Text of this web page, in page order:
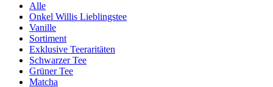
Alle
Onkel Willis Lieblingstee
Vanille
Sortiment
Exklusive Teeraritäten
Schwarzer Tee
Grüner Tee
Matcha